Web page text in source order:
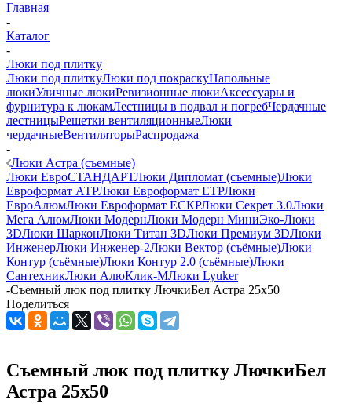
Главная
-
Каталог
-
Люки под плитку
Люки под плиткуЛюки под покраскуНапольные
люкиУличные люкиРевизионные люкиАксессуары и
фурнитура к люкамЛестницы в подвал и погребЧердачные
лестницыРешетки вентиляционныеЛюки
чердачныеВентиляторыРаспродажа
-
Люки Астра (съемные)
Люки ЕвроСТАНДАРТЛюки Дипломат (съемные)Люки
Евроформат АТРЛюки Евроформат ЕТРЛюки
ЕвроАлюмЛюки Евроформат ЕСКРЛюки Секрет 3.0Люки
Мега АлюмЛюки МодернЛюки Модерн МиниЭко-Люки
3DЛюки ШарконЛюки Титан 3DЛюки Премиум 3DЛюки
ИнженерЛюки Инженер-2Люки Вектор (съёмные)Люки
Контур (съёмные)Люки Контур 2.0 (съёмные)Люки
СантехникЛюки АлюКлик-МЛюки Lyuker
-Съемный люк под плитку ЛючкиБел Астра 25х50
Поделиться
Съемный люк под плитку ЛючкиБел
Астра 25х50